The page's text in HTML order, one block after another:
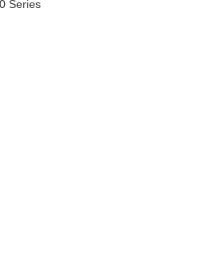
Series